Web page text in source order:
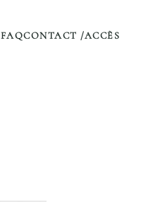
FAQCONTACT /ACCÈS